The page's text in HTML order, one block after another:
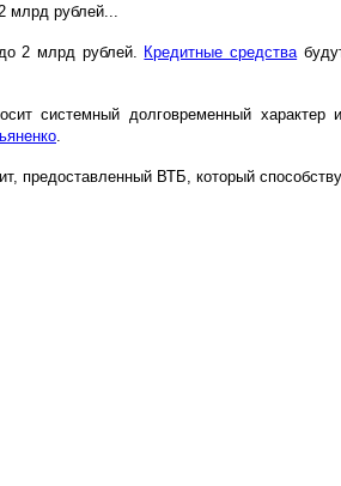
рублей...
2 млрд рублей. Кредитные средства
системный долговременный характер
предоставленный ВТБ, который